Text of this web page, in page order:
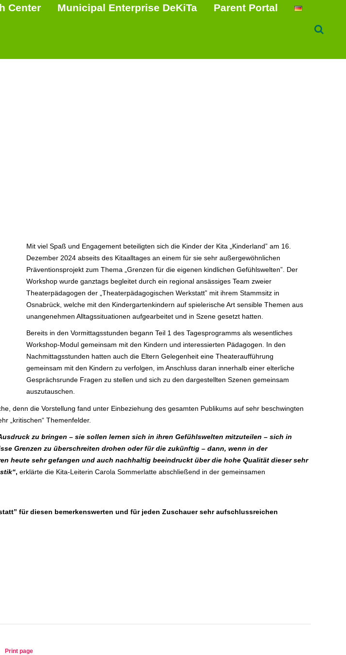
Center Municipal Enterprise DeKiTa Parent Portal
Mit viel Spaß und Engagement beteiligten sich die Kinder der Kita „Kinderland” am 16.
Dezember 2024 abseits des Kitaalltages an einem für sie sehr außergewöhnlichen
Präventionsprojekt zum Thema „Grenzen für die eigenen kindlichen Gefühlswelten”. Der
Workshop wurde ganztags begleitet durch ein regional ansässiges Team zweier
Theaterpädagogen der „Theaterpädagogischen Werkstatt” mit ihrem Stammsitz in
Osnabrück, welche mit den Kindergartenkindern auf spielerische Art sensible Themen aus
unangenehmen Alltagssituationen aufgearbeitet und in Szene gesetzt hatten.
Bereits in den Vormittagsstunden begann Teil 1 des Tagesprogramms als wesentliches
Workshop-Modul gemeinsam mit den Kindern und interessierten Pädagogen. In den
Nachmittagsstunden hatten auch die Eltern Gelegenheit eine Theateraufführung
gemeinsam mit den Kindern zu verfolgen, im Anschluss daran innerhalb einer elterliche
Gesprächsrunde Fragen zu stellen und sich zu den dargestellten Szenen gemeinsam
auszutauschen.
denn die Vorstellung fand unter Einbeziehung des gesamten Publikums auf sehr beschwingten
„kritischen“ Themenfelder.
zu bringen – sie sollen lernen sich in ihren Gefühlswelten mitzuteilen – sich in
Grenzen zu überschreiten drohen oder für die zukünftig – dann, wenn in der
heute sehr gefangen und auch nachhaltig beeindruckt über die hohe Qualität dieser sehr
, erklärte die Kita-Leiterin Carola Sommerlatte abschließend in der gemeinsamen
für diesen bemerkenswerten und für jeden Zuschauer sehr aufschlussreichen
Print page